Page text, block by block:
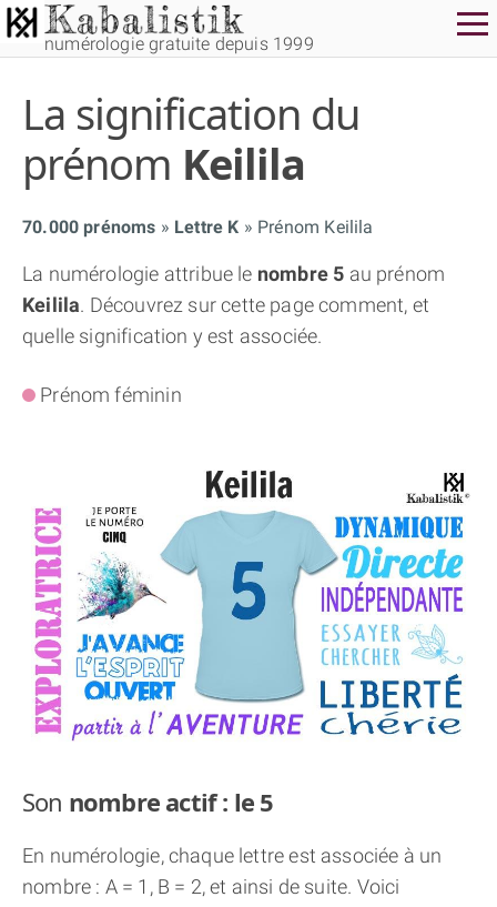
numérologie gratuite depuis 1999
La signification du
prénom Keilila
70.000 prénoms Lettre K Prénom Keilila
La numérologie attribue le nombre 5 au prénom
Keilila. Découvrez sur cette page comment, et
quelle signification y est associée.
Prénom féminin
Son nombre actif : le 5
En numérologie, chaque lettre est associée à un
nombre : A = 1, B = 2, et ainsi de suite. Voici
THÈME GRATUIT
THÈME NUMÉROLOGIQUE APPROFONDI
THÈME TEMPOREL
THÈME « DOUBLE JE »
APPRENDRE LA NUMÉROLOGIE
EXPLORER LA NUMÉROLOGIE
70.000 PRÉNOMS
(À PROPOS)